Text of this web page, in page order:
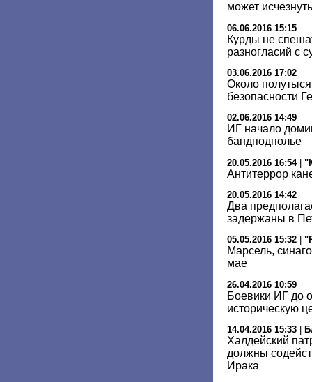
может
06.06.2016 15:15
Курды не
разногласий с
03.06.2016 17:02
Около
безопасности
02.06.2016 14:49
ИГ начало
бандподполье
20.05.2016 16:54|
Антитеррор
20.05.2016 14:42
Два
задержаны в
05.05.2016 15:32
Марсель,
мае
26.04.2016 10:59
Боевики ИГ до
историческую
14.04.2016 15:33
Халдейский
должны
Ирака